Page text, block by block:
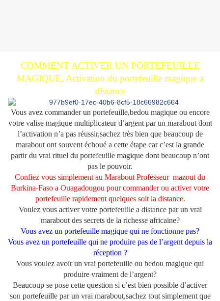
COMMENT ACTIVER UN PORTEFEUILLE
MAGIQUE, Activation du portefeuille magique a
distance
Vous avez commander un portefeuille,bedou magique ou encore
votre valise magique multiplicateur d’argent par un marabout dont
l’activation n’a pas réussir,sachez très bien que beaucoup de
marabout ont souvent échoué a cette étape car c’est la grande
partir du vrai rituel du portefeuille magique dont beaucoup n’ont
pas le pouvoir.
Confiez vous simplement au Marabout Professeur mazout du
Burkina-Faso a Ouagadougou pour commander ou activer votre
portefeuille rapidement quelques soit la distance.
Voulez vous activer votre portefeuille a distance par un vrai
marabout des secrets de la richesse africaine?
Vous avez un portefeuille magique qui ne fonctionne pas?
Vous avez un portefeuille qui ne produire pas de l’argent depuis la
réception ?
Vous voulez avoir un vrai portefeuille ou bedou magique qui
produire vraiment de l’argent?
Beaucoup se pose cette question si c’est bien possible d’activer
son portefeuille par un vrai marabout,sachez tout simplement que